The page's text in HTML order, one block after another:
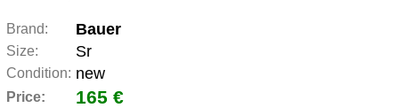
Brand: Bauer
Size: Sr
Condition: new
Price: 165 €